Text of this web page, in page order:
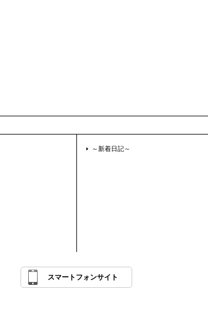
～新着日記～
スマートフォンサイト